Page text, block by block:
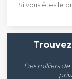
Si vous êtes le
Des milliers